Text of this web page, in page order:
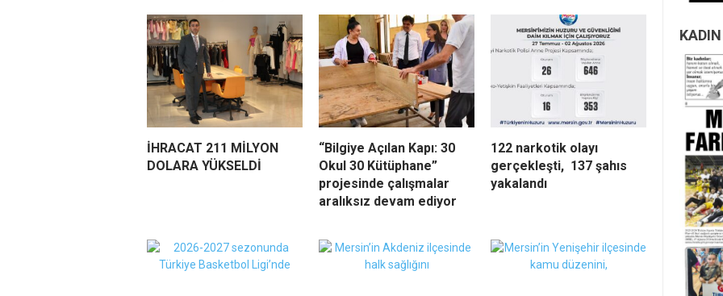
İHRACAT 211 MİLYON
DOLARA YÜKSELDİ
“Bilgiye Açılan Kapı: 30
Okul 30 Kütüphane”
projesinde çalışmalar
aralıksız devam ediyor
122 narkotik olayı
gerçekleşti, 137 şahıs
yakalandı